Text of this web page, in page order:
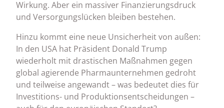
Wirkung. Aber ein massiver Finanzierungsdruck
und Versorgungslücken bleiben bestehen.
Hinzu kommt eine neue Unsicherheit von außen:
In den USA hat Präsident Donald Trump
wiederholt mit drastischen Maßnahmen gegen
global agierende Pharmaunternehmen gedroht
und teilweise angewandt – was bedeutet dies für
Investitions- und Produktionsentscheidungen –